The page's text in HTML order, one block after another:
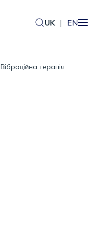
UK | EN
Вібраційна терапія